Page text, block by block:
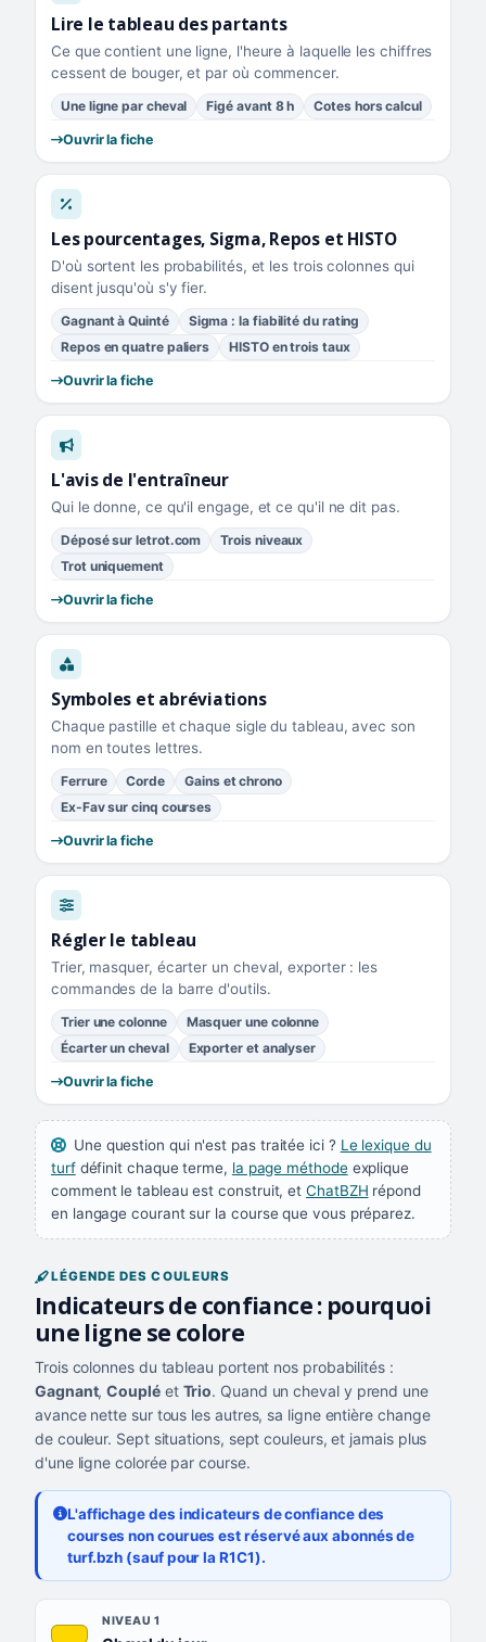
Lire le tableau des partants
Ce que contient une ligne, l'heure à laquelle les chiffres
cessent de bouger, et par où commencer.
Une ligne par cheval Figé avant 8 h Cotes hors calcul
Ouvrir la fiche
Les pourcentages, Sigma, Repos et HISTO
D'où sortent les probabilités, et les trois colonnes qui
disent jusqu'où s'y fier.
Gagnant à Quinté
Sigma : la fiabilité du rating
Repos en quatre paliers
HISTO en trois taux
Ouvrir la fiche
L'avis de l'entraîneur
Qui le donne, ce qu'il engage, et ce qu'il ne dit pas.
Déposé sur letrot.com
Trois niveaux
Trot uniquement
Ouvrir la fiche
Symboles et abréviations
Chaque pastille et chaque sigle du tableau, avec son
nom en toutes lettres.
Ferrure Corde
Gains et chrono
Ex-Fav sur cinq courses
Ouvrir la fiche
Régler le tableau
Trier, masquer, écarter un cheval, exporter : les
commandes de la barre d'outils.
Trier une colonne
Masquer une colonne
Écarter un cheval
Exporter et analyser
Ouvrir la fiche
Une question qui n'est pas traitée ici ? Le lexique du
turfdéfinit chaque terme, la page méthodeexplique
comment le tableau est construit, etChatBZH répond
en langage courant sur la course que vous préparez.
LÉGENDE DES COULEURS
Indicateurs de confiance : pourquoi
une ligne se colore
Trois colonnes du tableau portent nos probabilités :
Gagnant,Coupléet Trio. Quand un cheval y prend une
avance nette sur tous les autres, sa ligne entière change
de couleur. Sept situations, sept couleurs, et jamais plus
d'une ligne colorée par course.
L'affichage des indicateurs de confiance des
courses non courues est réservé aux abonnés de
turf.bzh (sauf pour la R1C1).
NIVEAU 1